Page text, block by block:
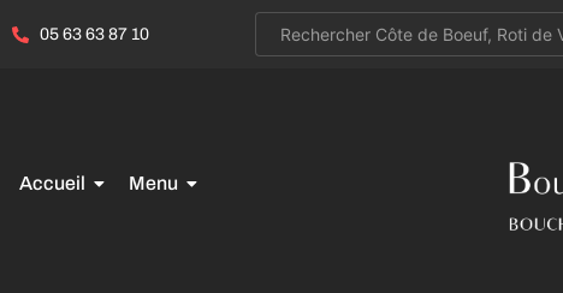
05 63 63 87 10
Accueil Menu